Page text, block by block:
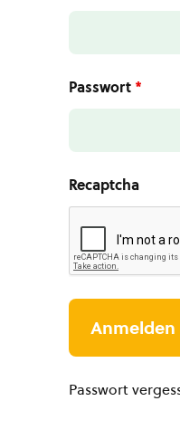
Passwort *
Recaptcha
Passwort